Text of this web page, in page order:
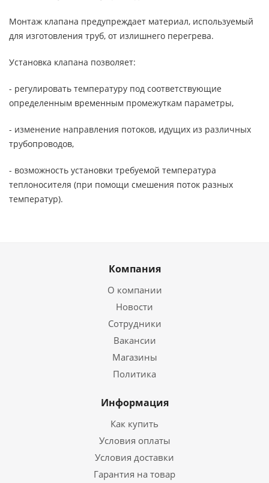
Монтаж клапана предупреждает материал, используемый
для изготовления труб, от излишнего перегрева.
Установка клапана позволяет:
- регулировать температуру под соответствующие
определенным временным промежуткам параметры,
- изменение направления потоков, идущих из различных
трубопроводов,
- возможность установки требуемой температура
теплоносителя (при помощи смешения поток разных
температур).
Компания
О компании
Новости
Сотрудники
Вакансии
Магазины
Политика
Информация
Как купить
Условия оплаты
Условия доставки
Гарантия на товар